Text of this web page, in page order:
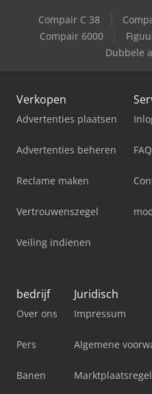
Compair C 38
Compair 6000
Dubbele
Verkopen
Advertenties plaatsen
Advertenties beheren
Reclame maken
Vertrouwenszegel
Veiling indienen
bedrijf
Over ons
Pers
Banen
Juridisch
Impressum
Algemene